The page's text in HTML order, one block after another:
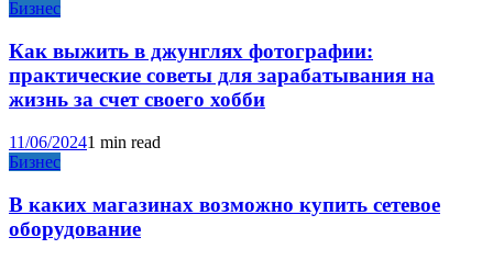
Бизнес
Как выжить в джунглях фотографии:
практические советы для зарабатывания на
жизнь за счет своего хобби
11/06/20241 min read
Бизнес
В каких магазинах возможно купить сетевое
оборудование